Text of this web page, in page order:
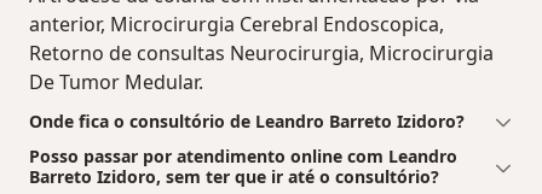
anterior, Microcirurgia Cerebral Endoscopica,
Retorno de consultas Neurocirurgia, Microcirurgia
De Tumor Medular.
Onde fica o consultório de Leandro Barreto Izidoro?
Posso passar por atendimento online com Leandro
Barreto Izidoro, sem ter que ir até o consultório?